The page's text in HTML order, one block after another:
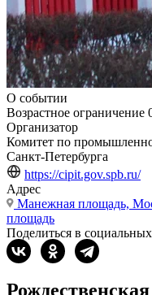
О событии
Возрастное ограничение
Организатор
Комитет по
Санкт‑Петербурга
https://cipit.gov.spb.ru/
Адрес
Манежная площадь,
площадь
Поделиться в социальных